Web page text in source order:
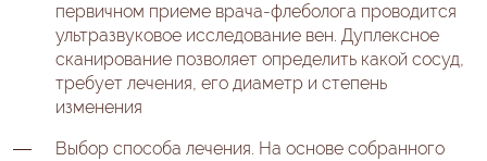
первичном приеме врача-флеболога проводится
ультразвуковое исследование вен. Дуплексное
сканирование позволяет определить какой сосуд,
требует лечения, его диаметр и степень
изменения
Выбор способа лечения. На основе собранного